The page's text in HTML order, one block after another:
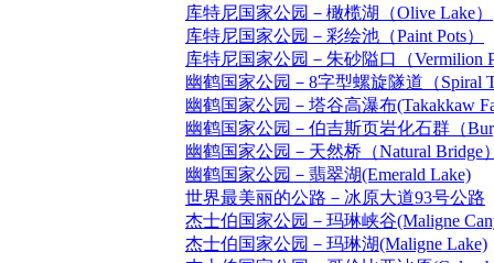
库特尼国家公园－橄榄湖（Olive Lake）
库特尼国家公园－彩绘池（Paint Pots）
库特尼国家公园－朱砂隘口（Vermilion
幽鹤国家公园－8字型螺旋隧道（Spiral
幽鹤国家公园－塔谷高瀑布(Takakkaw
幽鹤国家公园－伯吉斯页岩化石群（
幽鹤国家公园－天然桥（Natural Bridge
幽鹤国家公园－翡翠湖(Emerald Lake)
世界最美丽的公路－冰原大道93号公路
杰士伯国家公园－玛琳峡谷(Maligne
杰士伯国家公园－玛琳湖(Maligne Lake)